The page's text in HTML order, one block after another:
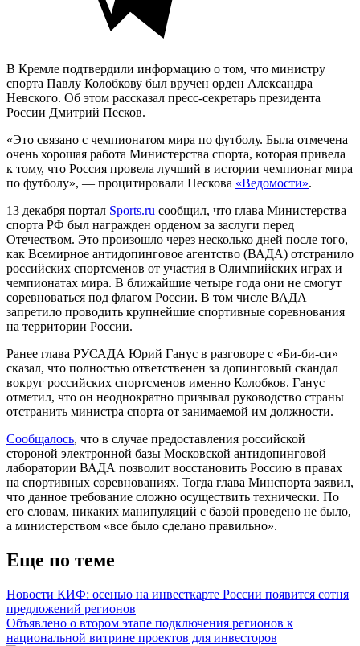
В Кремле подтвердили информацию о том, что министру
спорта Павлу Колобкову был вручен орден Александра
Невского. Об этом рассказал пресс-секретарь президента
России Дмитрий Песков.
«Это связано с чемпионатом мира по футболу. Была отмечена
очень хорошая работа Министерства спорта, которая привела
к тому, что Россия провела лучший в истории чемпионат мира
по футболу», — процитировали Пескова «Ведомости».
13 декабря портал Sports.ru сообщил, что глава Министерства
спорта РФ был награжден орденом за заслуги перед
Отечеством. Это произошло через несколько дней после того,
как Всемирное антидопинговое агентство (ВАДА) отстранило
российских спортсменов от участия в Олимпийских играх и
чемпионатах мира. В ближайшие четыре года они не смогут
соревноваться под флагом России. В том числе ВАДА
запретило проводить крупнейшие спортивные соревнования
на территории России.
Ранее глава РУСАДА Юрий Ганус в разговоре с «Би-би-си»
сказал, что полностью ответственен за допинговый скандал
вокруг российских спортсменов именно Колобков. Ганус
отметил, что он неоднократно призывал руководство страны
отстранить министра спорта от занимаемой им должности.
Сообщалось, что в случае предоставления российской
стороной электронной базы Московской антидопинговой
лаборатории ВАДА позволит восстановить Россию в правах
на спортивных соревнованиях. Тогда глава Минспорта заявил,
что данное требование сложно осуществить технически. По
его словам, никаких манипуляций с базой проведено не было,
а министерством «все было сделано правильно».
Еще по теме
Новости КИФ: осенью на инвесткарте России появится сотня
предложений регионов
Объявлено о втором этапе подключения регионов к
национальной витрине проектов для инвесторов